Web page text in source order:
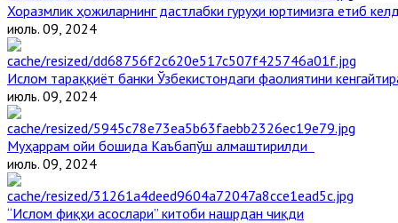
Хоразмлик ҳожиларнинг дастлабки гуруҳи юртимизга етиб
июль. 09, 2024
Ислом тараққиёт банки Ўзбекистондаги фаолиятини
июль. 09, 2024
Муҳаррам ойи бошида Каъбапўш алмаштирилди
июль. 09, 2024
“Ислом фиқҳи асослари” китоби нашрдан чиқди